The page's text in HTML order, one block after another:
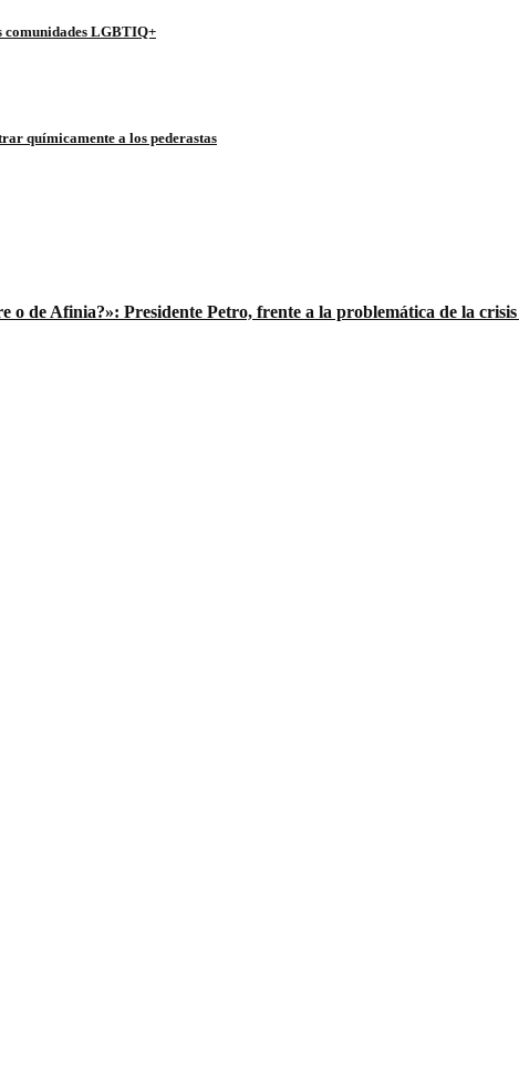
comunidades LGBTIQ+
químicamente a los pederastas
o de Afinia?»: Presidente Petro, frente a la problemática de la